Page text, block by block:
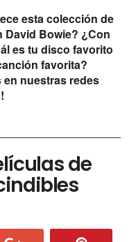
esta colección de
David Bowie? ¿Con
es tu disco favorito
favorita?
en nuestras redes
de